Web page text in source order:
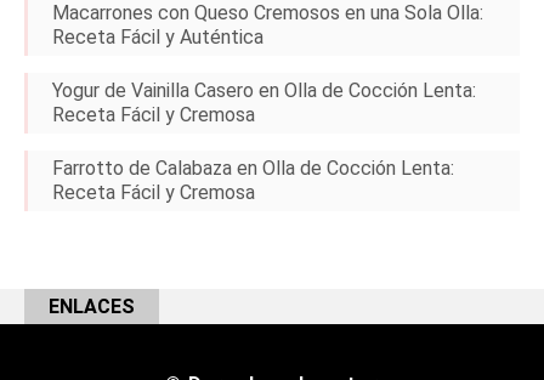
Macarrones con Queso Cremosos en una Sola Olla:
Receta Fácil y Auténtica
Yogur de Vainilla Casero en Olla de Cocción Lenta:
Receta Fácil y Cremosa
Farrotto de Calabaza en Olla de Cocción Lenta:
Receta Fácil y Cremosa
ENLACES